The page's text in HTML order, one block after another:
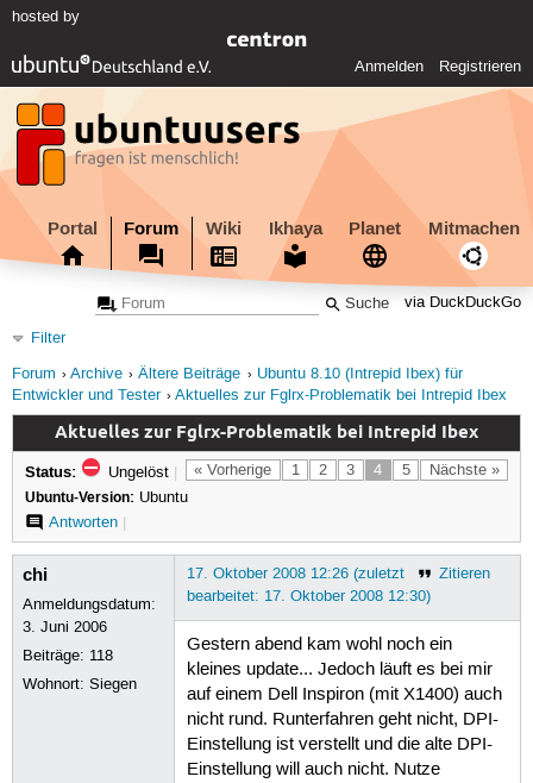
hosted by
Anmelden Registrieren
Portal Forum Wiki Ikhaya Planet Mitmachen
via DuckDuckGo
Filter
Forum
Archive Ältere Beiträge
Ubuntu 8.10 (Intrepid Ibex) für
Entwickler und Tester
Aktuelles zur Fglrx-Problematik bei Intrepid Ibex
Aktuelles zur Fglrx-Problematik bei Intrepid Ibex
« Vorherige 1 2 3 4 5 Nächste »
Status: Ungelöst |
Ubuntu-Version: Ubuntu
Antworten|
chi
Anmeldungsdatum:
3. Juni 2006
Beiträge: 118
Wohnort: Siegen
Zitieren
17. Oktober 2008 12:26 (zuletzt
bearbeitet: 17. Oktober 2008 12:30)
Gestern abend kam wohl noch ein
kleines update... Jedoch läuft es bei mir
auf einem Dell Inspiron (mit X1400) auch
nicht rund. Runterfahren geht nicht, DPI-
Einstellung ist verstellt und die alte DPI-
Einstellung will auch nicht. Nutze